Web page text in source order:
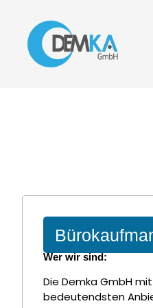
Wer wir sind:
Die Demka GmbH
bedeutendsten